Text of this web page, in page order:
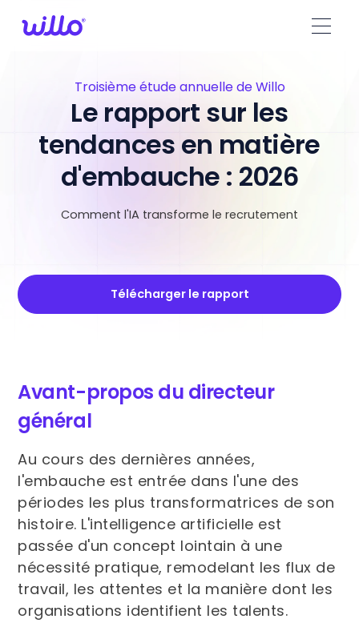
note:
system.
Troisième étude annuelle de Willo
Le rapport sur les
tendances en matière
d'embauche : 2026
Comment l'IA transforme le recrutement
Télécharger le rapport
Avant-propos du directeur
général
Au cours des dernières années,
l'embauche est entrée dans l'une des
périodes les plus transformatrices de son
histoire. L'intelligence artificielle est
passée d'un concept lointain à une
nécessité pratique, remodelant les flux de
travail, les attentes et la manière dont les
organisations identifient les talents.